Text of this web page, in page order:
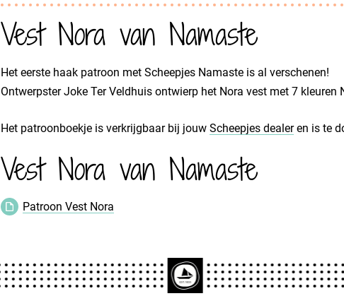
Vest Nora van Namaste
Het eerste haak patroon met Scheepjes Namaste is al verschenen!
Ontwerpster Joke Ter Veldhuis ontwierp het Nora vest met 7 kleuren
Het patroonboekje is verkrijgbaar bij jouw Scheepjes dealeren is te
Vest Nora van Namaste
Patroon Vest Nora